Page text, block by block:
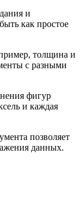
и
как простое
толщина и
с разными
фигур
и каждая
позволяет
данных.